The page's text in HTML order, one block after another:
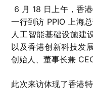
6 月 18 日上午，香
一行到访 PPIO 上海
人工智能基础设施建
以及香港创新科技发
创始人、董事长兼
此次来访体现了香港